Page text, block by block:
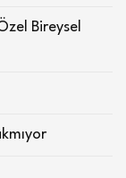
Bireysel